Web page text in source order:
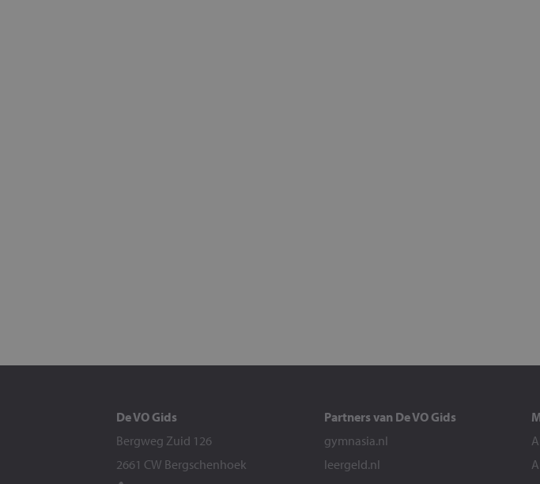
De VO Gids
Bergweg Zuid 126
2661 CW Bergschenhoek
Partners van De VO Gids
gymnasia.nl
leergeld.nl